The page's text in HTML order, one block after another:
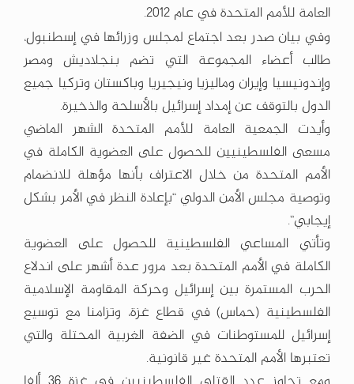
العامة للأمم المتحدة في عام 2012.
وفي بيان صدر بعد اجتماع لمجلس وزرائها في إسطنبول،
طالب أعضاء المجموعة التي تضم بنجلاديش ومصر
وإندونيسيا وإيران وماليزيا ونيجيريا وباكستان وتركيا جميع
الدول بالتوقف عن إمداد إسرائيل بالأسلحة والذخيرة.
وأيدت الجمعية العامة للأمم المتحدة الشهر الماضي
مسعى الفلسطينيين للحصول على العضوية الكاملة في
الأمم المتحدة من خلال الاعتراف بأنها مؤهلة للانضمام
وتوصية مجلس الأمن الدولي “بإعادة النظر في الأمر بشكل
إيجابي”.
وتأتي المساعي الفلسطينية للحصول على العضوية
الكاملة في الأمم المتحدة بعد مرور عدة أشهر على اندلاع
الحرب المستمرة بين إسرائيل وحركة المقاومة الإسلامية
الفلسطينية (حماس) في قطاع غزة، وتزامنا مع توسيع
إسرائيل للمستوطنات في الضفة الغربية المحتلة والتي
تعتبرها الأمم المتحدة غير قانونية.